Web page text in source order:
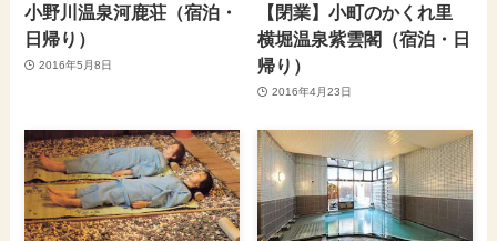
小野川温泉河鹿荘（宿泊・
日帰り）
2016年5月8日
【閉業】小町のかくれ里
横堀温泉紫雲閣（宿泊・日
帰り）
2016年4月23日